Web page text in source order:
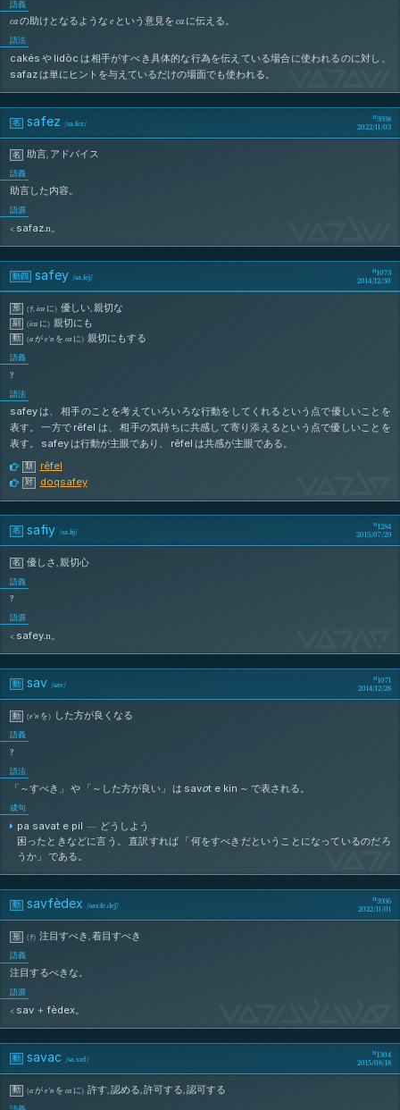
語義
caの助けとなるような eという意見を caに伝える。
語法
cakés や lidòc は相手がすべき具体的な行為を伝えている場合に使われるのに対し、
safazは単にヒントを与えているだけの場面でも使われる。
名 safez /sa.fez/
3938
2022/11/03
名 助言, アドバイス
語義
助言した内容。
語源
< safaz.n。
動四 safey /sa.fej/
1073
2014/12/30
形 (†, icaに) 優しい,親切な
副 (icaに) 親切にも
動 (aが e’nを caに) 親切にもする
語義
?
語法
safeyは、 相手のことを考えていろいろな行動をしてくれるという点で優しいことを
表す。 一方で rêfel は、 相手の気持ちに共感して寄り添えるという点で優しいことを
表す。
safeyは行動が主眼であり、 rêfel は共感が主眼である。
類 rêfel
対 doqsafey
名 safiy /sa.fij/
1284
2015/07/29
名 優しさ,親切心
語義
?
語源
< safey.n。
動 sav /sav/
1071
2014/12/28
動 (e’nを) した方が良くなる
語義
?
語法
「～すべき」 や 「～した方が良い」 は savot e kin ～ で表される。
成句
pa savat e pil — どうしよう
困ったときなどに言う。 直訳すれば 「何をすべきだということになっているのだろ
うか」 である。
動 savfèdex /sav.fe.deʃ/
3936
2022/11/01
形 (†) 注目すべき,着目すべき
語義
注目するべきな。
語源
< sav＋fèdex。
動 savac /sa.vaθ /
1304
2015/08/18
動 (aが e’nを caに) 許す,認める,許可する,認可する